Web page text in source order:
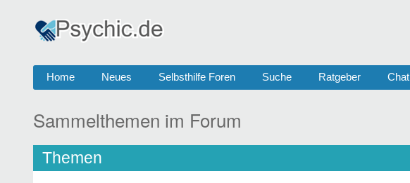
Home Neues Selbsthilfe Foren Suche Ratgeber Chat
Sammelthemen im Forum
Themen